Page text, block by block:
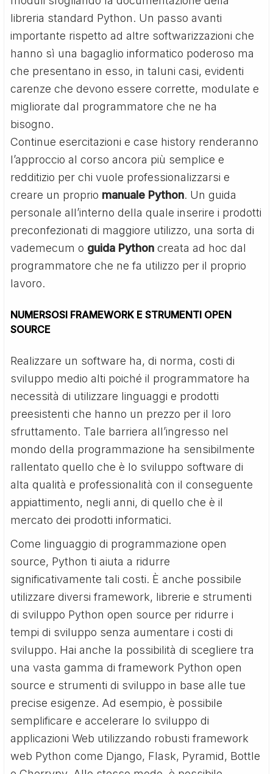
libreria standard Python. Un passo avanti
importante rispetto ad altre softwarizzazioni che
hanno sì una bagaglio informatico poderoso ma
che presentano in esso, in taluni casi, evidenti
carenze che devono essere corrette, modulate e
migliorate dal programmatore che ne ha
bisogno.
Continue esercitazioni e case history renderanno
l’approccio al corso ancora più semplice e
redditizio per chi vuole professionalizzarsi e
creare un proprio manuale Python. Un guida
personale all’interno della quale inserire i prodotti
preconfezionati di maggiore utilizzo, una sorta di
vademecum o guida Python creata ad hoc dal
programmatore che ne fa utilizzo per il proprio
lavoro.
NUMERSOSI FRAMEWORK E STRUMENTI OPEN
SOURCE
Realizzare un software ha, di norma, costi di
sviluppo medio alti poiché il programmatore ha
necessità di utilizzare linguaggi e prodotti
preesistenti che hanno un prezzo per il loro
sfruttamento. Tale barriera all’ingresso nel
mondo della programmazione ha sensibilmente
rallentato quello che è lo sviluppo software di
alta qualità e professionalità con il conseguente
appiattimento, negli anni, di quello che è il
mercato dei prodotti informatici.
Come linguaggio di programmazione open
source, Python ti aiuta a ridurre
significativamente tali costi. È anche possibile
utilizzare diversi framework, librerie e strumenti
di sviluppo Python open source per ridurre i
tempi di sviluppo senza aumentare i costi di
sviluppo. Hai anche la possibilità di scegliere tra
una vasta gamma di framework Python open
source e strumenti di sviluppo in base alle tue
precise esigenze. Ad esempio, è possibile
semplificare e accelerare lo sviluppo di
applicazioni Web utilizzando robusti framework
web Python come Django, Flask, Pyramid, Bottle